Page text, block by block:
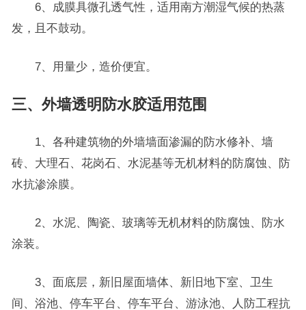
6、成膜具微孔透气性，适用南方潮湿气候的热蒸
发，且不鼓动。
7、用量少，造价便宜。
三、外墙透明防水胶适用范围
1、各种建筑物的外墙墙面渗漏的防水修补、墙
砖、大理石、花岗石、水泥基等无机材料的防腐蚀、防
水抗渗涂膜。
2、水泥、陶瓷、玻璃等无机材料的防腐蚀、防水
涂装。
3、面底层，新旧屋面墙体、新旧地下室、卫生
间、浴池、停车平台、停车平台、游泳池、人防工程抗